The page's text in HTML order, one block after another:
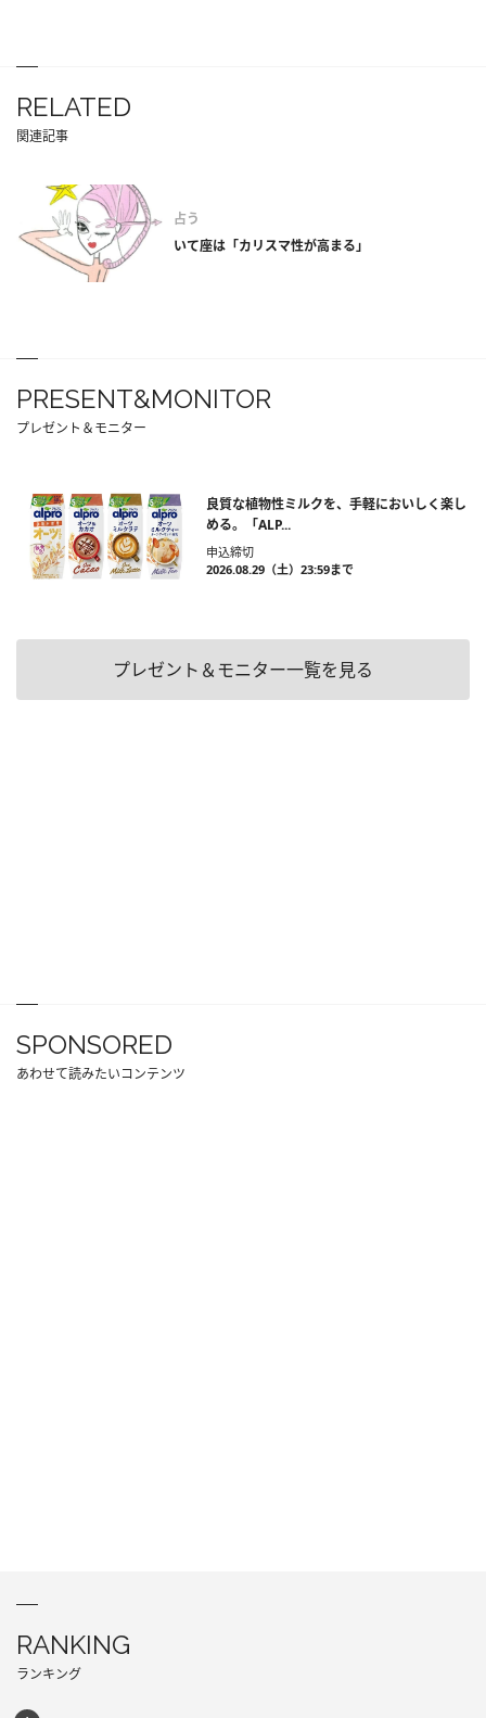
RELATED
関連記事
占う
いて座は「カリスマ性が高まる」
PRESENT&MONITOR
プレゼント＆モニター
良質な植物性ミルクを、手軽においしく楽し
める。「ALP...
申込締切
2026.08.29（土）23:59まで
プレゼント＆モニター一覧を見る
SPONSORED
あわせて読みたいコンテンツ
RANKING
ランキング